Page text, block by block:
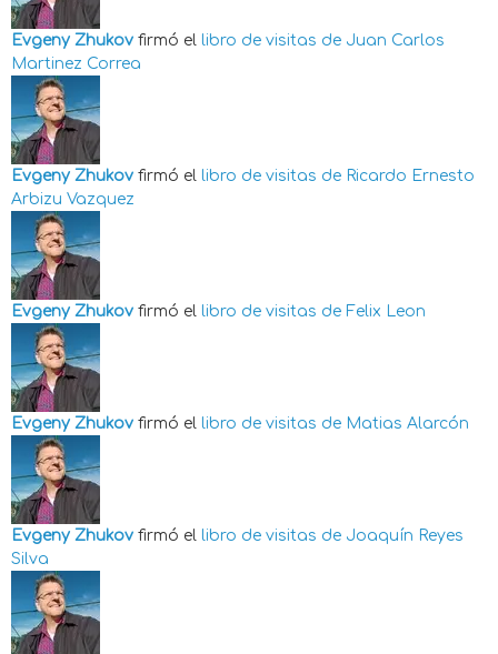
Evgeny Zhukov firmó el libro de visitas de Juan Carlos
Martinez Correa
Evgeny Zhukov firmó el libro de visitas de Ricardo Ernesto
Arbizu Vazquez
Evgeny Zhukov firmó el libro de visitas de Felix Leon
Evgeny Zhukov firmó el libro de visitas de Matias Alarcón
Evgeny Zhukov firmó el libro de visitas de Joaquín Reyes
Silva